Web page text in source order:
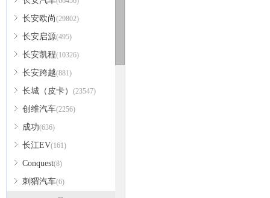
长安欧尚(29802)
长安启源(495)
长安凯程(10326)
长安跨越(881)
长城（皮卡） (23547)
创维汽车(2256)
成功(636)
长江EV(161)
Conquest(8)
刺猬汽车(6)